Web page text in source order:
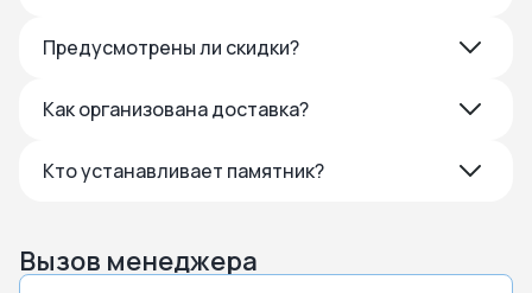
Предусмотрены ли скидки?
Как организована доставка?
Кто устанавливает памятник?
Вызов менеджера